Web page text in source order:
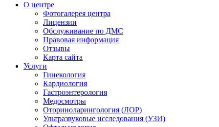
О центре
Фотогалерея центра
Лицензии
Обслуживание по ДМС
Правовая информация
Отзывы
Карта сайта
Услуги
Гинекология
Кардиология
Гастроэнтерология
Медосмотры
Оториноларингология (ЛОР)
Ультразвуковые исследования (УЗИ)